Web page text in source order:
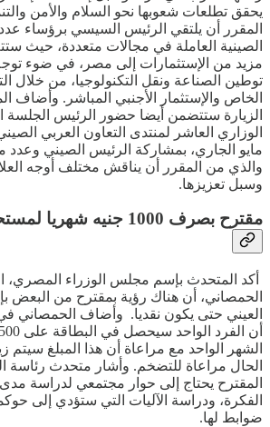
يحقق تطلعات شعوبها نحو السلام والأمن
المقرر أن يلتقي الرئيس السيسي برؤساء
الصينية العاملة في مجالات متعددة،
مزيد من الإستثمارات إلى مصر، في ضوء توجه
توطين الصناعة ونقل التكنولوجيا، من خلال
الخاص والإستثمار الأجنبي المباشر. وأضاف
الزيارة ستتضمن أيضا حضور الرئيس الجلسة
مايو الجاري، بمشاركة الرئيس الصيني وعدد
والذي من المقرر أن يناقش مختلف أوجه
وسبل تعزيزها.
مقترح بصرف 1000 جنيه شهريا لمستحقي دعم التموين
أكد المتحدث بإسم مجلس الوزراء المصري،
الحمصاني، أن هناك رؤية بمقترح من البعض
العيني حتى يكون نقديا. وأضاف الحمصاني
الشهر الواحد مع مراعاة أن هذا المبلغ سيتم
الحال مراعاة للتضخم. وأشار متحدث رئاسة
المقترح يحتاج إلى حوار مجتمعي لدراسة مدى
الفكرة، ودراسة الآليات التي ستؤدي إلى
ضوابط لها.